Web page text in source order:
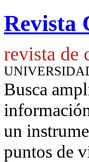
Revista
revista de
Busca
un
puntos de